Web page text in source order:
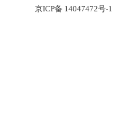
京ICP备 14047472号-